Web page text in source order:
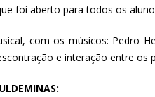
foi aberto para todos os
com os músicos: Pedro
e interação entre os